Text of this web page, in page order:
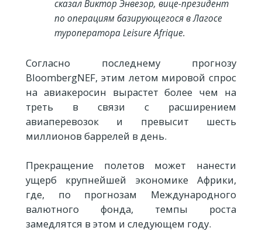
сказал Виктор Энвезор, вице-президент
по операциям базирующегося в Лагосе
туроператора Leisure Afrique.
Согласно последнему прогнозу
BloombergNEF, этим летом мировой спрос
на авиакеросин вырастет более чем на
треть в связи с расширением
авиаперевозок и превысит шесть
миллионов баррелей в день.
Прекращение полетов может нанести
ущерб крупнейшей экономике Африки,
где, по прогнозам Международного
валютного фонда, темпы роста
замедлятся в этом и следующем году.